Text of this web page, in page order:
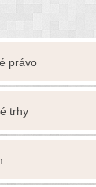
právo
trhy